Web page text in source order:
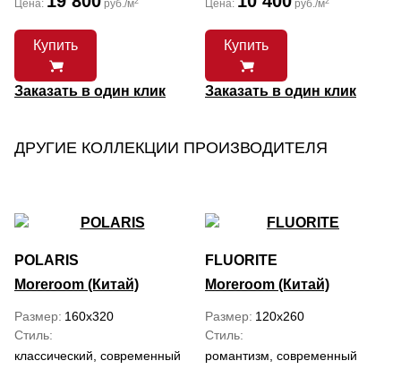
Цена: руб./м
Купить
Заказать в один клик
Цена: руб./м
Купить
Заказать в один клик
ДРУГИЕ КОЛЛЕКЦИИ ПРОИЗВОДИТЕЛЯ
POLARIS
Moreroom (Китай)
Размер 160x320
Стиль
классический, современный
FLUORITE
Moreroom (Китай)
Размер 120x260
Стиль
романтизм, современный